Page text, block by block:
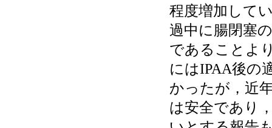
程度増加して
過中に腸閉塞
であることよ
にはIPAA後の
かったが，近
は安全であり